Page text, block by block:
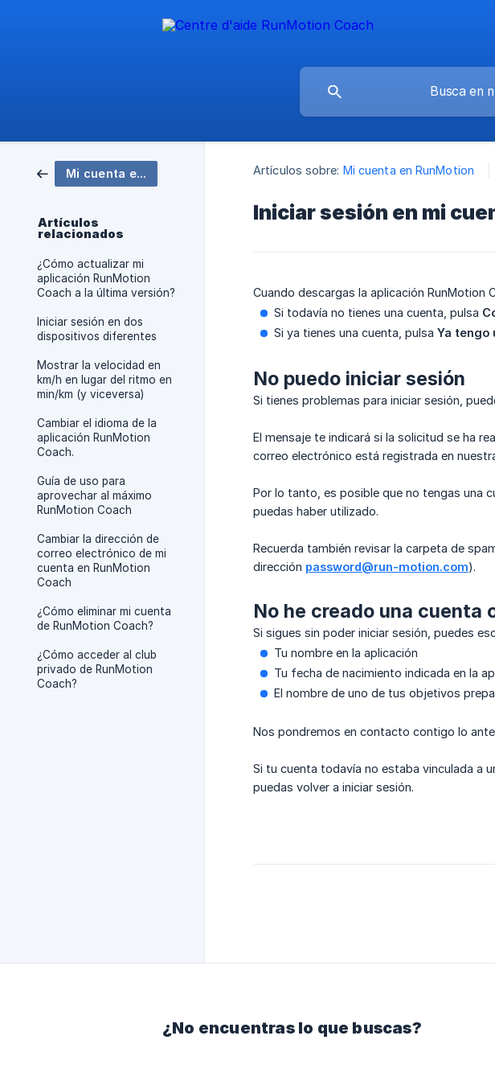
Mi cuenta en RunMotion
Artículos
relacionados
¿Cómo actualizar mi
aplicación RunMotion
Coach a la última versión?
Iniciar sesión en dos
dispositivos diferentes
Mostrar la velocidad en
km/h en lugar del ritmo en
min/km (y viceversa)
Cambiar el idioma de la
aplicación RunMotion
Coach.
Guía de uso para
aprovechar al máximo
RunMotion Coach
Cambiar la dirección de
correo electrónico de mi
cuenta en RunMotion
Coach
¿Cómo eliminar mi cuenta
de RunMotion Coach?
¿Cómo acceder al club
privado de RunMotion
Coach?
Artículos sobre: Mi cuenta en RunMotion
Iniciar sesión en mi
Cuando descargas la aplicación RunMotion
Si todavía no tienes una cuenta, pulsa
Si ya tienes una cuenta, pulsa Ya tengo
No puedo iniciar sesión
Si tienes problemas para iniciar sesión,
El mensaje te indicará si la solicitud se ha
correo electrónico está registrada en
Por lo tanto, es posible que no tengas una
puedas haber utilizado.
Recuerda también revisar la carpeta de
dirección password@run-motion.com).
No he creado una cuenta
Si sigues sin poder iniciar sesión, puedes
Tu nombre en la aplicación
Tu fecha de nacimiento indicada en la
El nombre de uno de tus objetivos
Nos pondremos en contacto contigo lo
Si tu cuenta todavía no estaba vinculada a
puedas volver a iniciar sesión.
¿No encuentras lo que buscas?